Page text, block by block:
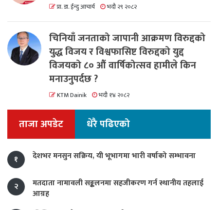
प्रा. डा. ईन्दु आचार्य भदौ २९ २०८२
चिनियाँ जनताको जापानी आक्रमण विरुद्दको
युद्ध विजय र विश्वफासिष्ट विरुद्दको युद्द
विजयको ८० औं वार्षिकोत्सव हामीले किन
मनाउनुपर्दछ ?
KTM Dainik भदौ १४ २०८२
ताजा अपडेट धेरै पढिएको
१ देशभर मनसुन सक्रिय, यी भूभागमा भारी वर्षाको सम्भावना
२
मतदाता नामावली सङ्कलनमा सहजीकरण गर्न स्थानीय तहलाई
आग्रह